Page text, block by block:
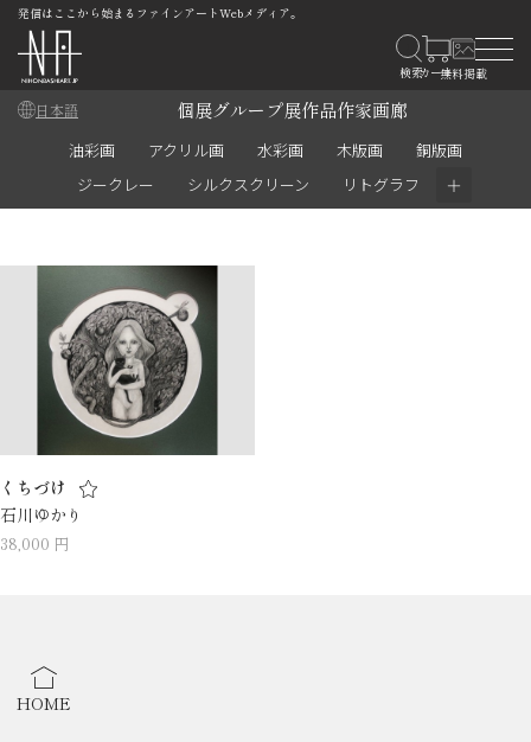
発信はここから始まるファインアートWebメディア。
日本語 個展グループ展作品作家画廊
油彩画 アクリル画 水彩画 木版画
銅版画
ジークレー
シルクスクリーン リトグラフ ＋
くちづけ
石川ゆかり
38,000 円
HOME